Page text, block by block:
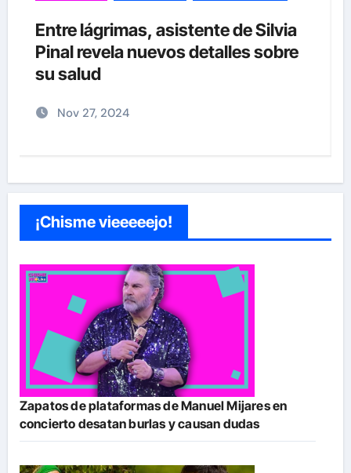
¡EXCLUSIVA! Revelamos la verdad
detrás del divorcio de Carolina
Sandoval y Nick Hernández
Nov 26, 2024
¡Chisme vieeeeejo!
Zapatos de plataformas de Manuel Mijares en
concierto desatan burlas y causan dudas